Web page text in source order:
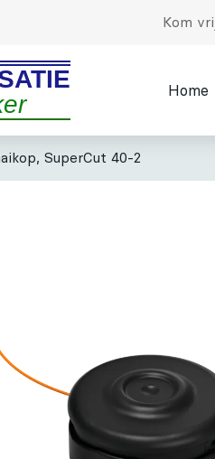
Kom
Home
SuperCut 40-2